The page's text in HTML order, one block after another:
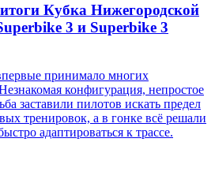
Кубка Нижегородской
3 и Superbike 3
принимало многих
конфигурация, непростое
заставили пилотов искать предел
тренировок, а в гонке всё решали
адаптироваться к трассе.